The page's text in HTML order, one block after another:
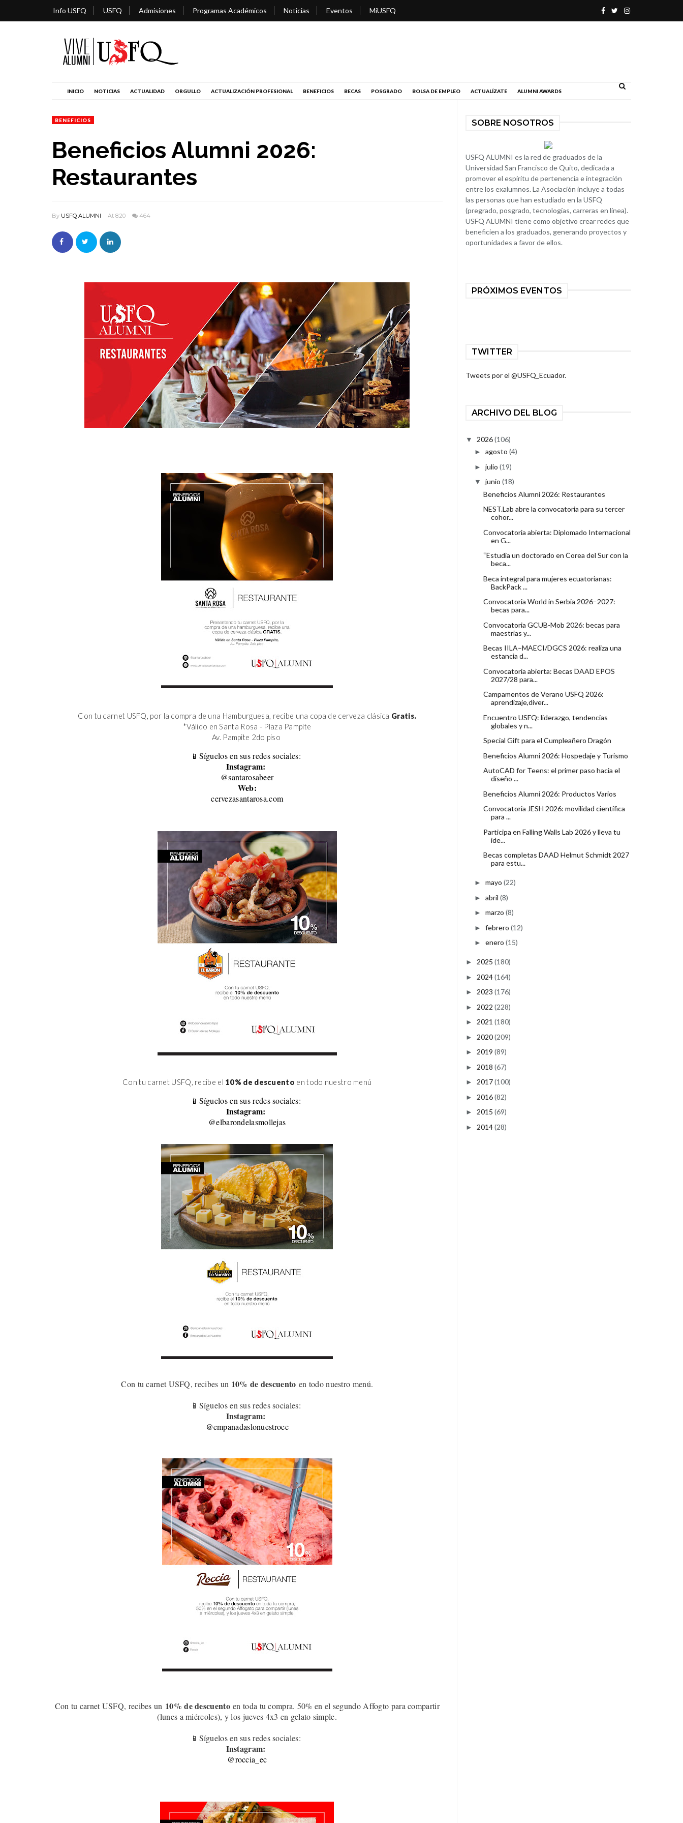
Info USFQ USFQ Admisiones Programas Académicos Noticias Eventos MiUSFQ
INICIO NOTICIAS ACTUALIDAD ORGULLO ACTUALIZACIÓN PROFESIONAL BENEFICIOS BECAS POSGRADO BOLSA DE EMPLEO ACTUALÍZATE ALUMNI AWARDS
BENEFICIOS
Beneficios Alumni 2026:
Restaurantes
By USFQ ALUMNI At 8:20 464
Con tu carnet USFQ, por la compra de una Hamburguesa, recibe una copa de cerveza clásica Gratis.
*Válido en Santa Rosa - Plaza Pampite
Av. Pampite 2do piso
📱Síguelos en sus redes sociales:
Instagram:
@santarosabeer
Web:
cervezasantarosa.com
Con tu carnet USFQ, recibe el 10% de descuento en todo nuestro menú
📱Síguelos en sus redes sociales:
Instagram:
@elbarondelasmollejas
Con tu carnet USFQ, recibes un 10% de descuento en todo nuestro menú.
📱Síguelos en sus redes sociales:
Instagram:
@empanadaslonuestroec
Con tu carnet USFQ, recibes un 10% de descuentoen toda tu compra. 50% en el segundo Affogto para compartir
(lunes a miércoles), y los jueves 4x3 en gelato simple.
📱Síguelos en sus redes sociales:
Instagram:
@roccia_ec
SOBRE NOSOTROS
USFQ ALUMNI es la red de graduados de la
Universidad San Francisco de Quito, dedicada a
promover el espíritu de pertenencia e integración
entre los exalumnos. La Asociación incluye a todas
las personas que han estudiado en la USFQ
(pregrado, posgrado, tecnologías, carreras en línea).
USFQ ALUMNI tiene como objetivo crear redes que
beneficien a los graduados, generando proyectos y
oportunidades a favor de ellos.
PRÓXIMOS EVENTOS
TWITTER
Tweets por el @USFQ_Ecuador.
ARCHIVO DEL BLOG
▼ 2026(106)
► agosto (4)
► julio (19)
▼ junio (18)
Beneficios Alumni 2026: Restaurantes
NEST.Lab abre la convocatoria para su tercer
cohor...
Convocatoria abierta: Diplomado Internacional
en G...
“Estudia un doctorado en Corea del Sur con la
beca...
Beca integral para mujeres ecuatorianas:
BackPack ...
Convocatoria World in Serbia 2026–2027:
becas para...
Convocatoria GCUB-Mob 2026: becas para
maestrías y...
Becas IILA–MAECI/DGCS 2026: realiza una
estancia d...
Convocatoria abierta: Becas DAAD EPOS
2027/28 para...
Campamentos de Verano USFQ 2026:
aprendizaje,diver...
Encuentro USFQ: liderazgo, tendencias
globales y n...
Special Gift para el Cumpleañero Dragón
Beneficios Alumni 2026: Hospedaje y Turismo
AutoCAD for Teens: el primer paso hacia el
diseño ...
Beneficios Alumni 2026: Productos Varios
Convocatoria JESH 2026: movilidad científica
para ...
Participa en Falling Walls Lab 2026 y lleva tu
ide...
Becas completas DAAD Helmut Schmidt 2027
para estu...
► mayo (22)
► abril (8)
► marzo (8)
► febrero (12)
► enero (15)
► 2025 (180)
► 2024(164)
► 2023 (176)
► 2022 (228)
► 2021 (180)
► 2020(209)
► 2019 (89)
► 2018 (67)
► 2017(100)
► 2016(82)
► 2015 (69)
► 2014(28)